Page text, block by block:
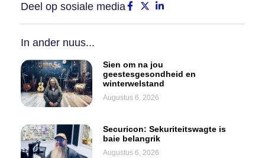
Deel op sosiale media
In ander nuus...
Sien om na jou
geestesgesondheid en
winterwelstand
Augustus 6, 2026
Securicon: Sekuriteitswagte is
baie belangrik
Augustus 6, 2026